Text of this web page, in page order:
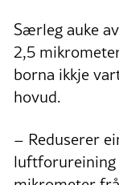
Særleg auke
2,5
borna ikkje
hovud.
– Reduserer
luftforureining